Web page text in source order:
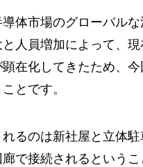
体市場のグローバル
人員増加によって、
在化してきたため、
とです。
るのは新社屋と立体
で接続されるという